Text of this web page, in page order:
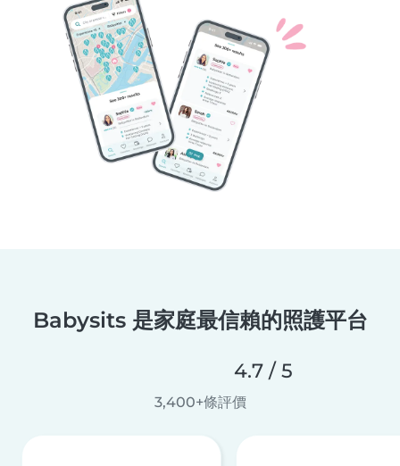
Babysits 是家庭最信賴的照護平台
4.7 / 5
3,400+條評價